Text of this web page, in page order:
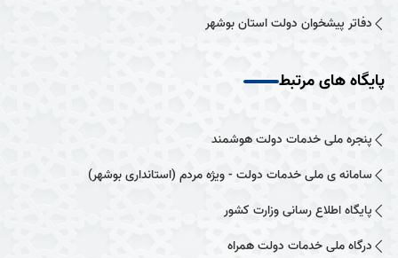
دفاتر پیشخوان دولت استان بوشهر
پایگاه های مرتبط
پنجره ملی خدمات دولت هوشمند
سامانه ی ملی خدمات دولت - ویژه مردم (استانداری بوشهر)
پایگاه اطلاع رسانی وزارت کشور
درگاه ملی خدمات دولت همراه